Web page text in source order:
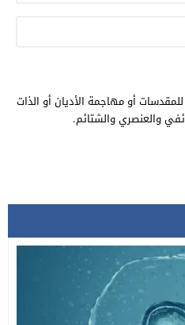
أو مهاجمة الأديان أو الذات
والعنصري والشتائم.